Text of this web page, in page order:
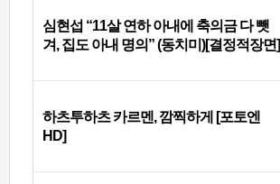
심현섭 “11살 연하 아내에 축의금 다 뺏
겨, 집도 아내 명의” (동치미)[결정적장면]
하츠투하츠 카르멘, 깜찍하게 [포토엔
HD]